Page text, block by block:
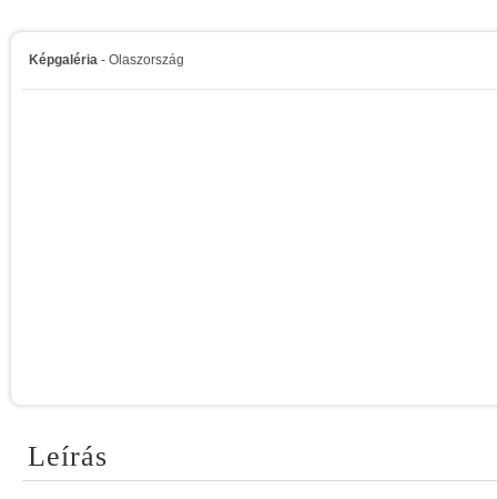
Képgaléria - Olaszország
Leírás